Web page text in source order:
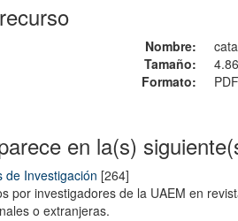
Nombre:
Tamaño:
Formato:
PDF
en la(s)
de Investigación [264]
por investigadores de la UAEM en
o extranjeras.